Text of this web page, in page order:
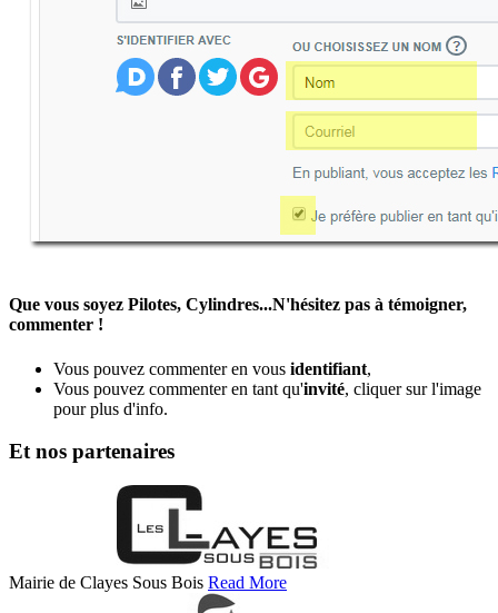
Que vous soyez Pilotes, Cylindres...N'hésitez pas à témoigner,
commenter !
Vous pouvez commenter en vous identifiant,
Vous pouvez commenter en tant qu'invité, cliquer sur l'image
pour plus d'info.
Et nos partenaires
Mairie de Clayes Sous Bois Read More